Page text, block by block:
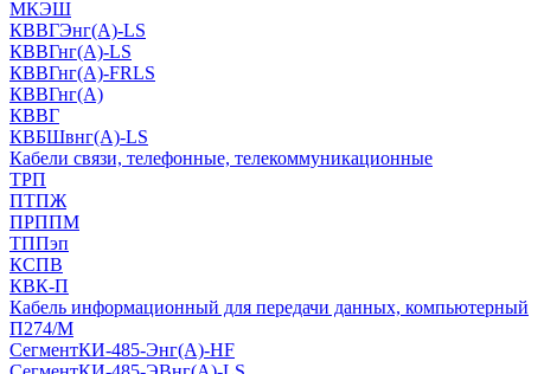
МКЭШ
КВВГЭнг(А)-LS
КВВГнг(А)-LS
КВВГнг(А)-FRLS
КВВГнг(А)
КВВГ
КВБШвнг(А)-LS
Кабели связи, телефонные, телекоммуникационные
ТРП
ПТПЖ
ПРППМ
ТППэп
КСПВ
КВК-П
Кабель информационный для передачи данных, компьютерный
П274/М
СегментКИ-485-Энг(А)-HF